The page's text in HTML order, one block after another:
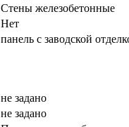
Стены железобетонные
Нет
панель с заводской
не задано
не задано